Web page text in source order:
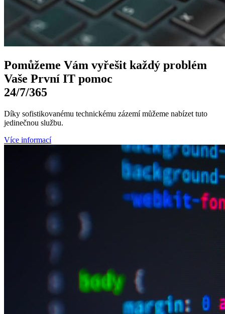
Pomůžeme Vám vyřešit každý problém
Vaše První IT pomoc
24/7/365
Díky sofistikovanému technickému zázemí můžeme nabízet tuto
jedinečnou službu.
Více informací